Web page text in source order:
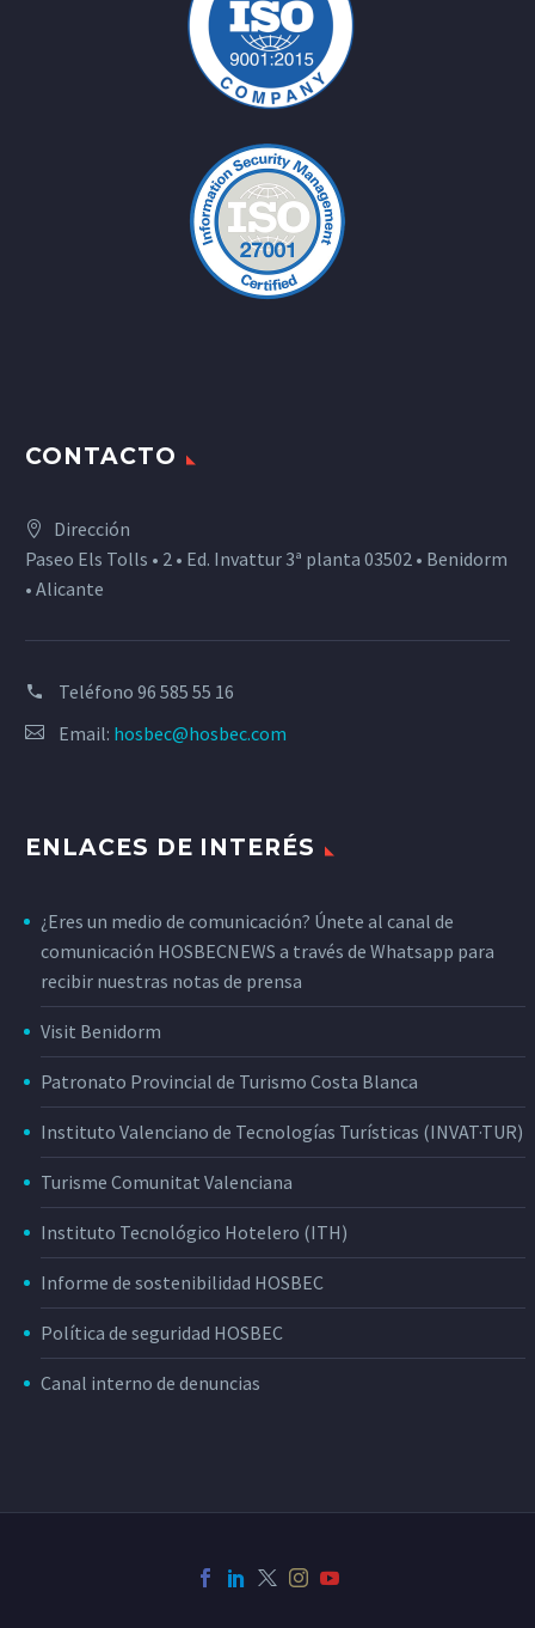
CONTACTO
Dirección
Paseo Els Tolls • 2 • Ed. Invattur 3ª planta 03502 • Benidorm
• Alicante
Teléfono 96 585 55 16
Email: hosbec@hosbec.com
ENLACES DE INTERÉS
¿Eres un medio de comunicación? Únete al canal de
comunicación HOSBECNEWS a través de Whatsapp para
recibir nuestras notas de prensa
Visit Benidorm
Patronato Provincial de Turismo Costa Blanca
Instituto Valenciano de Tecnologías Turísticas (INVAT·TUR)
Turisme Comunitat Valenciana
Instituto Tecnológico Hotelero (ITH)
Informe de sostenibilidad HOSBEC
Política de seguridad HOSBEC
Canal interno de denuncias